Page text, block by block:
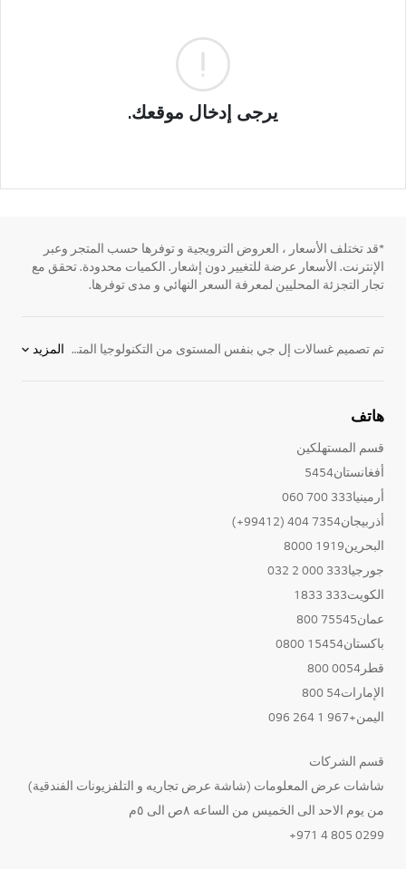
يرجى إدخال موقعك.
*قد تختلف الأسعار ، العروض الترويجية و توفرها حسب المتجر وعبر
الإنترنت. الأسعار عرضة للتغيير دون إشعار. الكميات محدودة. تحقق مع
تجار التجزئة المحليين لمعرفة السعر النهائي و مدى توفرها.
تم تصميم غسالات إل جي بنفس المستوى من التكنولوجيا المتطورة والإبتكار الفريد الذي يجعل كل المزيد
هاتف
قسم المستهلكين
أفغانستان5454
أرمينيا333 700 060
أذربيجان7354 404 (99412+)
البحرين1919 8000
جورجيا333 000 2 032
الكويت333 1833
عمان75545 800
باكستان15454 0800
قطر0054 800
الإمارات54 800
اليمن+967 1 264 096
قسم الشركات
شاشات عرض المعلومات (شاشة عرض تجاريه و التلفزيونات الفندقية)
من يوم الاحد الى الخميس من الساعه ٨ص الى ٥م
0299 805 4 971+